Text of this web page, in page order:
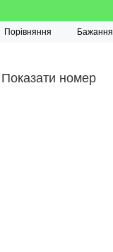
Порівняння Бажання
Показати номер